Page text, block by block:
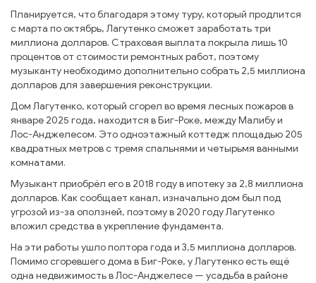
Планируется, что благодаря этому туру, который продлится
с марта по октябрь, Лагутенко сможет заработать три
миллиона долларов. Страховая выплата покрыла лишь 10
процентов от стоимости ремонтных работ, поэтому
музыканту необходимо дополнительно собрать 2,5 миллиона
долларов для завершения реконструкции.
Дом Лагутенко, который сгорел во время лесных пожаров в
январе 2025 года, находится в Биг-Роке, между Малибу и
Лос-Анджелесом. Это одноэтажный коттедж площадью 205
квадратных метров с тремя спальнями и четырьмя ванными
комнатами.
Музыкант приобрёл его в 2018 году в ипотеку за 2,8 миллиона
долларов. Как сообщает канал, изначально дом был под
угрозой из-за оползней, поэтому в 2020 году Лагутенко
вложил средства в укрепление фундамента.
На эти работы ушло полтора года и 3,5 миллиона долларов.
Помимо сгоревшего дома в Биг-Роке, у Лагутенко есть ещё
одна недвижимость в Лос-Анджелесе — усадьба в районе